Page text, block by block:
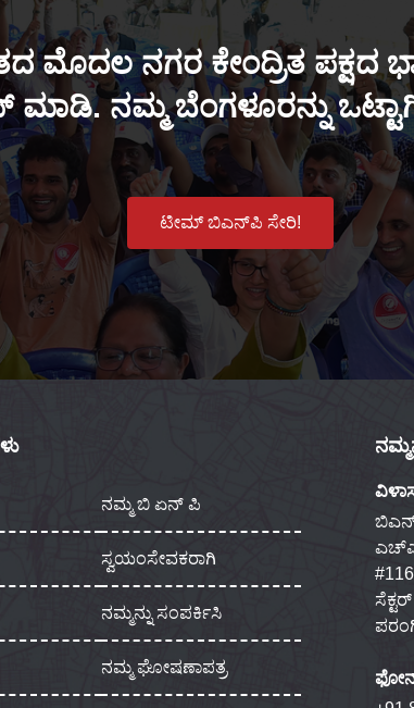
ಮೊದಲ ನಗರ ಕೇಂದ್ರಿತ ಪಕ್ಷದ
ಮಾಡಿ. ನಮ್ಮ ಬೆಂಗಳೂರನ್ನು
ಟೀಮ್ ಬಿಎನ್‌ಪಿ ಸೇರಿ!
ನಮ್ಮ ಬಿ ಏನ್ ಪಿ
ಸ್ವಯಂಸೇವಕರಾಗಿ
ನಮ್ಮನ್ನು ಸಂಪರ್ಕಿಸಿ
ನಮ್ಮ ಘೋಷಣಾಪತ್ರ